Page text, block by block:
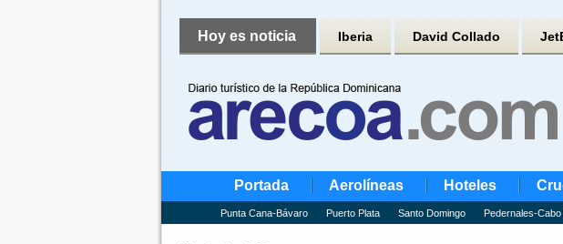
Hoy es noticia Iberia David Collado
Portada Aerolíneas Hoteles
Punta Cana-Bávaro Puerto Plata Santo Domingo Pedernales-Cabo